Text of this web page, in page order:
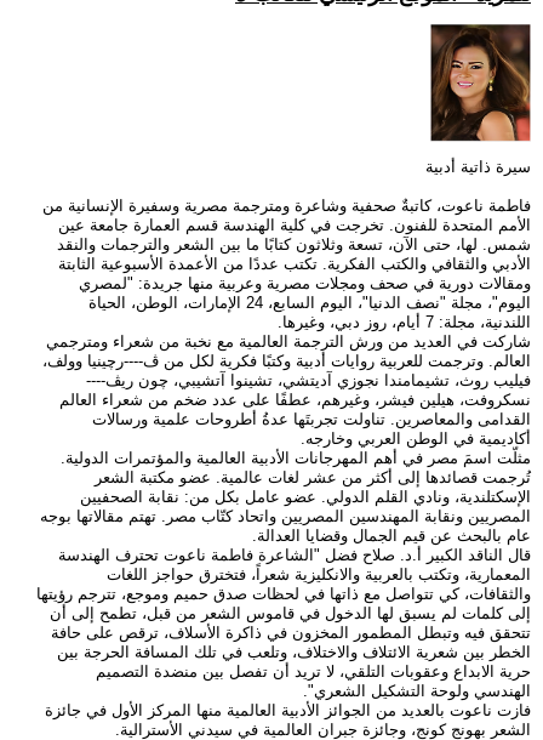
سيرة ذاتية أدبية
فاطمة ناعوت، كاتبةٌ صحفية وشاعرة ومترجمة مصرية وسفيرة الإنسانية من
الأمم المتحدة للفنون. تخرجت في كلية الهندسة قسم العمارة جامعة عين
شمس. لها، حتى الآن، تسعة وثلاثون كتابًا ما بين الشعر والترجمات والنقد
الأدبي والثقافي والكتب الفكرية. تكتب عددًا من الأعمدة الأسبوعية الثابتة
ومقالات دورية في صحف ومجلات مصرية وعربية منها جريدة: "لمصري
اليوم"، مجلة "نصف الدنيا"، اليوم السابع، 24 الإمارات، الوطن، الحياة
اللندنية، مجلة: 7 أيام، روز دبي، وغيرها.
شاركت في العديد من ورش الترجمة العالمية مع نخبة من شعراء ومترجمي
العالم. وترجمت للعربية روايات أدبية وكتبًا فكرية لكل من ڤ----رچينيا وولف،
فيليب روث، تشيمامندا نجوزي آديتشي، تشينوا آتشيبي، چون ريڤ----
نسكروفت، هيلين فيشر، وغيرهم، عطفًا على عدد ضخم من شعراء العالم
القدامى والمعاصرين. تناولت تجربتَها عدةُ أطروحات علمية ورسالات
أكاديمية في الوطن العربي وخارجه.
مثلّت اسمَ مصر في أهم المهرجانات الأدبية العالمية والمؤتمرات الدولية.
تُرجمت قصائدها إلى أكثر من عشر لغات عالمية. عضو مكتبة الشعر
الإسكتلندية، ونادي القلم الدولي. عضو عامل بكل من: نقابة الصحفيين
المصريين ونقابة المهندسين المصريين واتحاد كتّاب مصر. تهتم مقالاتها بوجه
عام بالبحث عن قيم الجمال وقضايا العدالة.
قال الناقد الكبير أ.د. صلاح فضل "الشاعرة فاطمة ناعوت تحترف الهندسة
المعمارية، وتكتب بالعربية والانكليزية شعراً، فتخترق حواجز اللغات
والثقافات، كي تتواصل مع ذاتها في لحظات صدق حميم وموجع، تترجم رؤيتها
إلى كلمات لم يسبق لها الدخول في قاموس الشعر من قبل، تطمح إلى أن
تتحقق فيه وتبطل المطمور المخزون في ذاكرة الأسلاف، ترقص على حافة
الخطر بين شعرية الائتلاف والاختلاف، وتلعب في تلك المسافة الحرجة بين
حرية الابداع وعقوبات التلقي، لا تريد أن تفصل بين منضدة التصميم
الهندسي ولوحة التشكيل الشعري".
فازت ناعوت بالعديد من الجوائز الأدبية العالمية منها المركز الأول في جائزة
الشعر بهونج كونج، وجائزة جبران العالمية في سيدني الأسترالية.